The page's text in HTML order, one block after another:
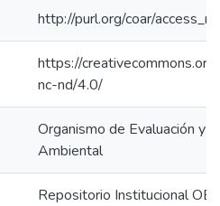
http://purl.org/coar/
https://
nc-nd/4.0/
Organismo de Evaluación y
Ambiental
Repositorio Institucional